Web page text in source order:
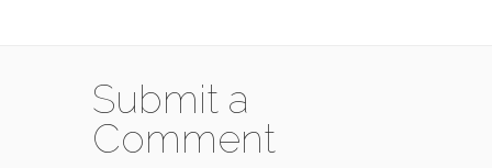
Submit a
Comment